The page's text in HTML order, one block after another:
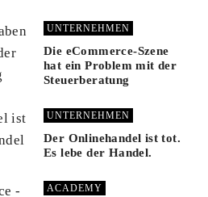
UNTERNEHMEN
Die eCommerce-Szene
hat ein Problem mit der
Steuerberatung
UNTERNEHMEN
Der Onlinehandel ist tot.
Es lebe der Handel.
ACADEMY